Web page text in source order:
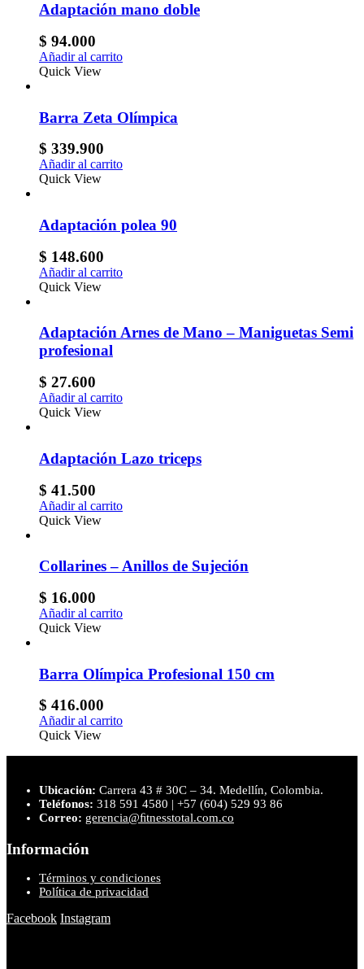
Adaptación mano doble
$ 94.000
Añadir al carrito
Quick View
Barra Zeta Olímpica
$ 339.900
Añadir al carrito
Quick View
Adaptación polea 90
$ 148.600
Añadir al carrito
Quick View
Adaptación Arnes de Mano – Maniguetas Semi
profesional
$ 27.600
Añadir al carrito
Quick View
Adaptación Lazo triceps
$ 41.500
Añadir al carrito
Quick View
Collarines – Anillos de Sujeción
$ 16.000
Añadir al carrito
Quick View
Barra Olímpica Profesional 150 cm
$ 416.000
Añadir al carrito
Quick View
Ubicación: Carrera 43 # 30C – 34. Medellín, Colombia.
Teléfonos: 318 591 4580 | +57 (604) 529 93 86
Correo: gerencia@ﬁtnesstotal.com.co
Información
Términos y condiciones
Política de privacidad
Facebook Instagram